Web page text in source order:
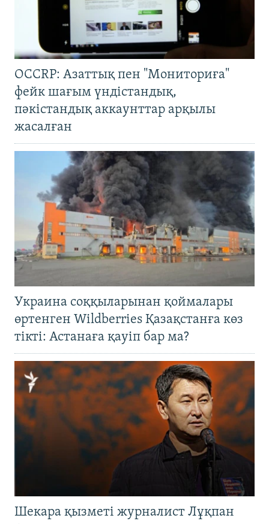
OCCRP: Азаттық пен "Мониториға"
фейк шағым үндістандық,
пәкістандық аккаунттар арқылы
жасалған
Украина соққыларынан қоймалары
өртенген Wildberries Қазақстанға көз
тікті: Астанаға қауіп бар ма?
Шекара қызметі журналист Лұқпан